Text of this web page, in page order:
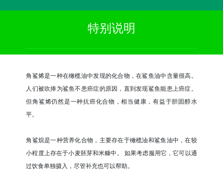
特别说明
角鲨烯是一种在橄榄油中发现的化合物，在鲨鱼油中含量很高。
人们被吹捧为鲨鱼不患癌症的原因，直到发现鲨鱼能患上癌症。
但角鲨烯仍然是一种抗癌化合物，相当健康，有益于胆固醇水
平。
角鲨烷是一种营养化合物，主要存在于橄榄油和鲨鱼油中，在较
小程度上存在于小麦胚芽和米糠中。 如果考虑服用它，它可以通
过饮食单独摄入，尽管补充也可以帮助。